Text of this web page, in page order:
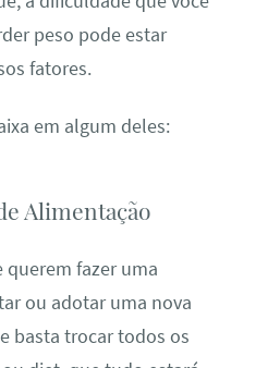
peso pode estar
fatores.
em algum deles:
Alimentação
querem fazer uma
ou adotar uma nova
basta trocar todos os